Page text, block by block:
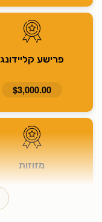
פרישע קליידונג
$3,000.00
מזוזות